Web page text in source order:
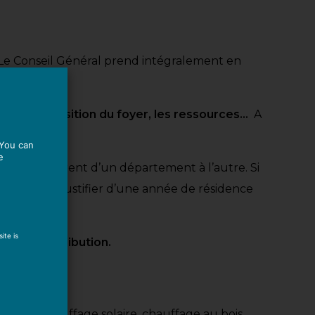
Conseil Général prend intégralement en
la composition du foyer, les ressources… A
ci différent d’un département à l’autre. Si
de justifier d’une année de résidence
leur attribution.
can
is